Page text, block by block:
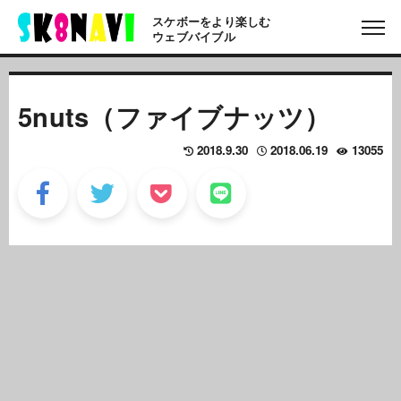
スケボーをより楽しむ
ウェブバイブル
5nuts（ファイブナッツ）
13055
2018.06.19
2018.9.30